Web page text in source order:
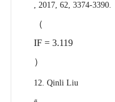
, 2017, 62, 3374-3390.
（
IF = 3.119
）
12. Qinli Liu